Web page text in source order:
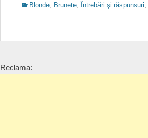
Categories
Blonde, Brunete, Întrebări şi răspunsuri,
Reclama: